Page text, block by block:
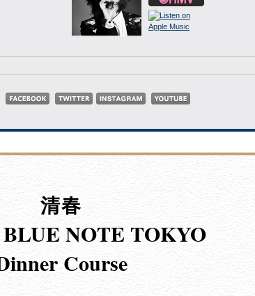
清春
NOTE TOKYO
Course